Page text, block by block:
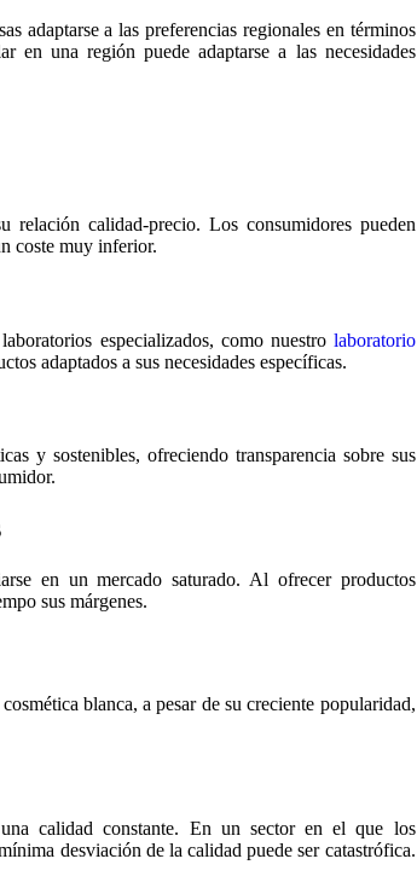
adaptarse a las preferencias regionales en términos
una región puede adaptarse a las necesidades
relación calidad-precio. Los consumidores pueden
coste muy inferior.
especializados, como nuestro laboratorio
adaptados a sus necesidades específicas.
y sostenibles, ofreciendo transparencia sobre sus
en un mercado saturado. Al ofrecer productos
sus márgenes.
blanca, a pesar de su creciente popularidad,
calidad constante. En un sector en el que los
desviación de la calidad puede ser catastrófica.